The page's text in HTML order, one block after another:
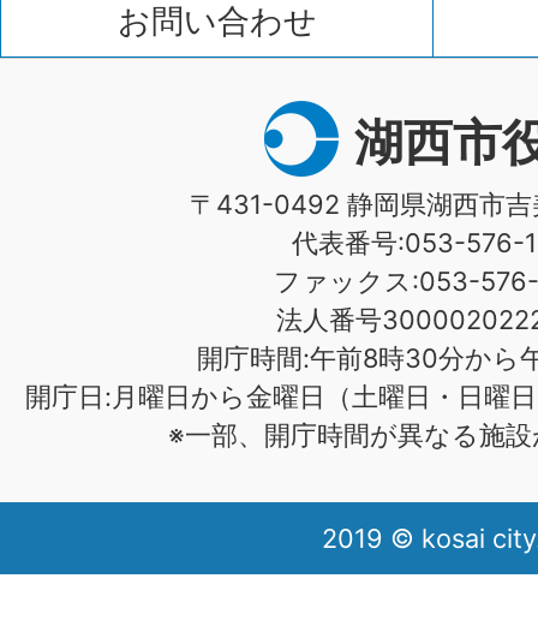
お問い合わせ
湖西市
〒431-0492 静岡県湖西市
代表番号:053-576-
ファックス:053-576-
法人番号
開庁時間:午前8時30分から
開庁日:月曜日から金曜日（土曜日・日曜
※一部、開庁時間が異なる施
2019 © kosai